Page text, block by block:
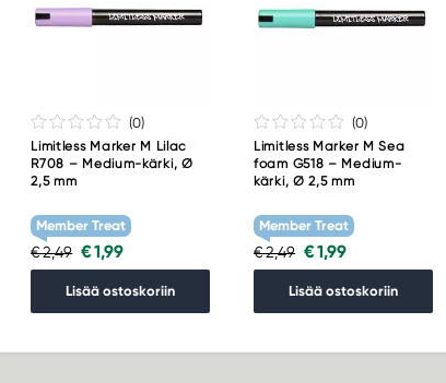
(0)
Limitless Marker M Lilac
R708 – Medium-kärki, Ø
2,5 mm
Member Treat
€ 2,49 € 1,99
Lisää ostoskoriin
(0)
Limitless Marker M Sea
foam G518 – Medium-
kärki, Ø 2,5 mm
Member Treat
€ 2,49 € 1,99
Lisää ostoskoriin